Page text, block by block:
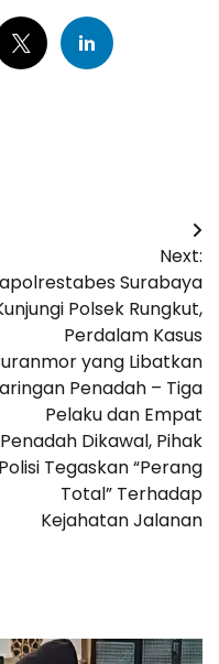
Next:
Surabaya
Polsek Rungkut,
Perdalam Kasus
yang Libatkan
Penadah – Tiga
Pelaku dan Empat
Penadah Dikawal, Pihak
Polisi Tegaskan “Perang
Total” Terhadap
Kejahatan Jalanan